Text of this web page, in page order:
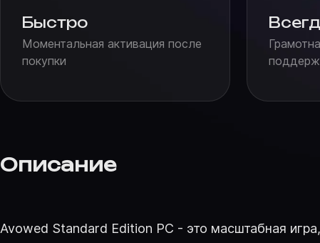
Быстро
Моментальная активация после
покупки
Описание
Avowed Standard Edition PC - это масштабная